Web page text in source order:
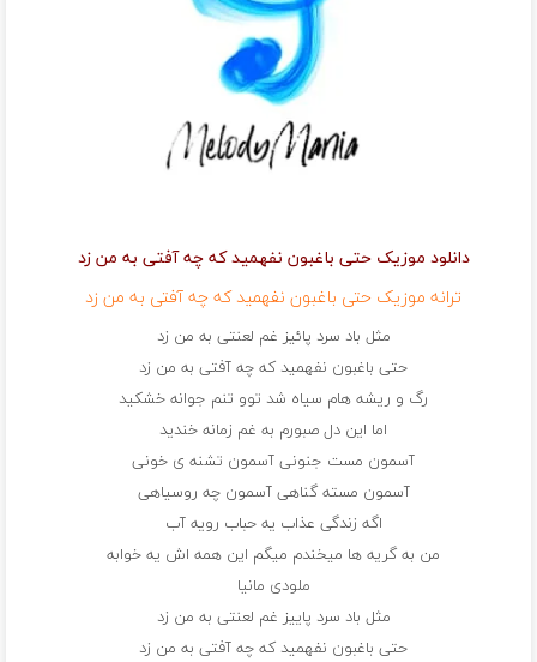
دانلود موزیک حتی باغبون نفهمید که چه آفتی به من زد
ترانه موزیک حتی باغبون نفهمید که چه آفتی به من زد
مثل باد سرد پائیز غم لعنتی به من زد
حتی باغبون نفهمید که چه آفتی به من زد
رگ و ریشه هام سیاه شد توو تنم جوانه خشکید
اما این دل صبورم به غم زمانه خندید
آسمون مست جنونی آسمون تشنه ی خونی
آسمون مسته گناهی آسمون چه روسیاهی
اگه زندگی عذاب یه حباب رویه آب
من به گریه ها میخندم میگم این همه اش یه خوابه
ملودی مانیا
مثل باد سرد پاییز غم لعنتی به من زد
حتی باغبون نفهمید که چه آفتی به من زد